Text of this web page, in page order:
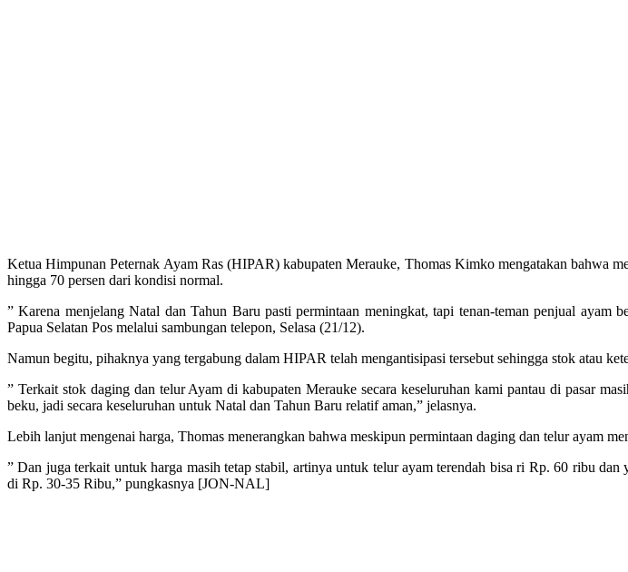
Ketua Himpunan Peternak Ayam Ras (HIPAR) kabupaten Merauke, Thomas Kimko mengatakan bahwa
hingga 70 persen dari kondisi normal.
” Karena menjelang Natal dan Tahun Baru pasti permintaan meningkat, tapi tenan-teman penjual ayam
Papua Selatan Pos melalui sambungan telepon, Selasa (21/12).
Namun begitu, pihaknya yang tergabung dalam HIPAR telah mengantisipasi tersebut sehingga stok atau
” Terkait stok daging dan telur Ayam di kabupaten Merauke secara keseluruhan kami pantau di pasar
beku, jadi secara keseluruhan untuk Natal dan Tahun Baru relatif aman,” jelasnya.
Lebih lanjut mengenai harga, Thomas menerangkan bahwa meskipun permintaan daging dan telur ayam
” Dan juga terkait untuk harga masih tetap stabil, artinya untuk telur ayam terendah bisa ri Rp. 60 ribu
di Rp. 30-35 Ribu,” pungkasnya [JON-NAL]